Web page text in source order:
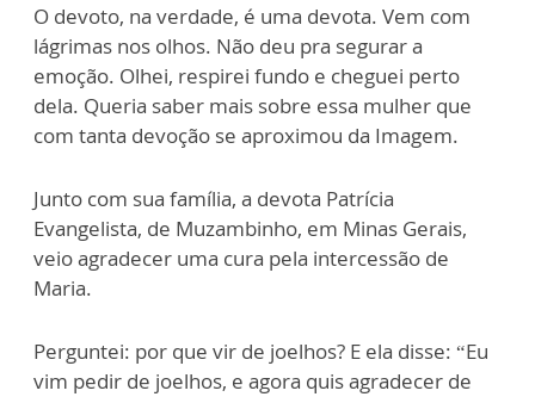
O devoto, na verdade, é uma devota. Vem com
lágrimas nos olhos. Não deu pra segurar a
emoção. Olhei, respirei fundo e cheguei perto
dela. Queria saber mais sobre essa mulher que
com tanta devoção se aproximou da Imagem.
Junto com sua família, a devota Patrícia
Evangelista, de Muzambinho, em Minas Gerais,
veio agradecer uma cura pela intercessão de
Maria.
Perguntei: por que vir de joelhos? E ela disse: “Eu
vim pedir de joelhos, e agora quis agradecer de